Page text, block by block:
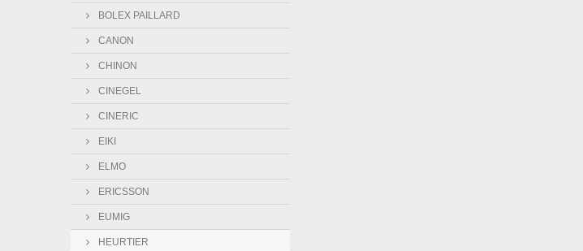
BOLEX PAILLARD
CANON
CHINON
CINEGEL
CINERIC
EIKI
ELMO
ERICSSON
EUMIG
HEURTIER